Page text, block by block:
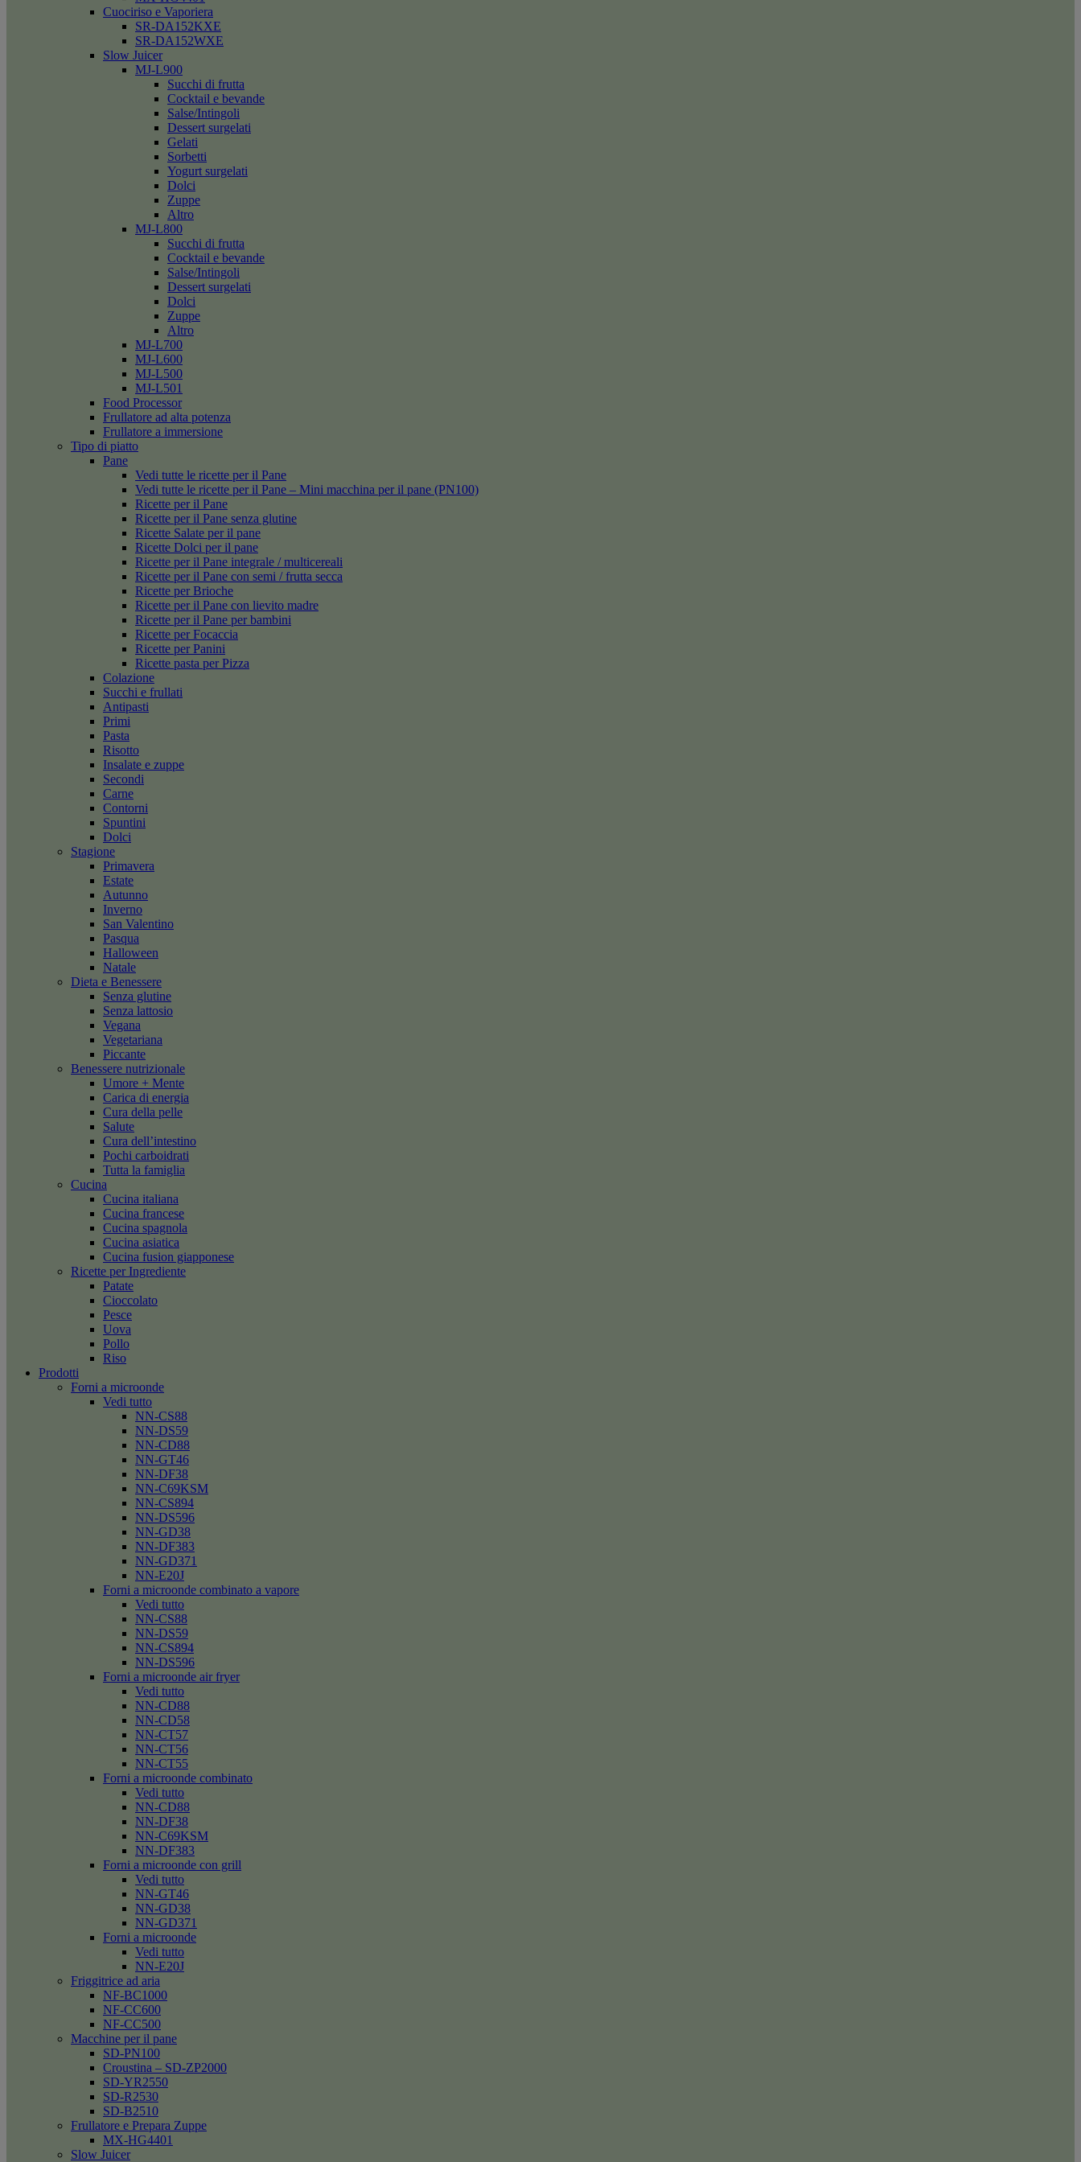
Cuociriso e Vaporiera
SR-DA152KXE
SR-DA152WXE
Slow Juicer
MJ-L900
Succhi di frutta
Cocktail e bevande
Salse/Intingoli
Dessert surgelati
Gelati
Sorbetti
Yogurt surgelati
Dolci
Zuppe
Altro
MJ-L800
Succhi di frutta
Cocktail e bevande
Salse/Intingoli
Dessert surgelati
Dolci
Zuppe
Altro
MJ-L700
MJ-L600
MJ-L500
MJ-L501
Food Processor
Frullatore ad alta potenza
Frullatore a immersione
Tipo di piatto
Pane
Vedi tutte le ricette per il Pane
Vedi tutte le ricette per il Pane – Mini macchina per il pane (PN100)
Ricette per il Pane
Ricette per il Pane senza glutine
Ricette Salate per il pane
Ricette Dolci per il pane
Ricette per il Pane integrale / multicereali
Ricette per il Pane con semi / frutta secca
Ricette per Brioche
Ricette per il Pane con lievito madre
Ricette per il Pane per bambini
Ricette per Focaccia
Ricette per Panini
Ricette pasta per Pizza
Colazione
Succhi e frullati
Antipasti
Primi
Pasta
Risotto
Insalate e zuppe
Secondi
Carne
Contorni
Spuntini
Dolci
Stagione
Primavera
Estate
Autunno
Inverno
San Valentino
Pasqua
Halloween
Natale
Dieta e Benessere
Senza glutine
Senza lattosio
Vegana
Vegetariana
Piccante
Benessere nutrizionale
Umore + Mente
Carica di energia
Cura della pelle
Salute
Cura dell’intestino
Pochi carboidrati
Tutta la famiglia
Cucina
Cucina italiana
Cucina francese
Cucina spagnola
Cucina asiatica
Cucina fusion giapponese
Ricette per Ingrediente
Patate
Cioccolato
Pesce
Uova
Pollo
Riso
Prodotti
Forni a microonde
Vedi tutto
NN-CS88
NN-DS59
NN-CD88
NN-GT46
NN-DF38
NN-C69KSM
NN-CS894
NN-DS596
NN-GD38
NN-DF383
NN-GD371
NN-E20J
Forni a microonde combinato a vapore
Vedi tutto
NN-CS88
NN-DS59
NN-CS894
NN-DS596
Forni a microonde air fryer
Vedi tutto
NN-CD88
NN-CD58
NN-CT57
NN-CT56
NN-CT55
Forni a microonde combinato
Vedi tutto
NN-CD88
NN-DF38
NN-C69KSM
NN-DF383
Forni a microonde con grill
Vedi tutto
NN-GT46
NN-GD38
NN-GD371
Forni a microonde
Vedi tutto
NN-E20J
Friggitrice ad aria
NF-BC1000
NF-CC600
NF-CC500
Macchine per il pane
SD-PN100
Croustina – SD-ZP2000
SD-YR2550
SD-R2530
SD-B2510
Frullatore e Prepara Zuppe
MX-HG4401
Slow Juicer